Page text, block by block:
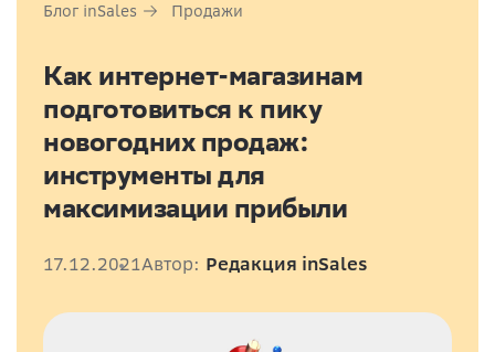
Блог inSales Продажи
Как интернет-магазинам
подготовиться к пику
новогодних продаж:
инструменты для
максимизации прибыли
17.12.2021Автор: Редакция inSales